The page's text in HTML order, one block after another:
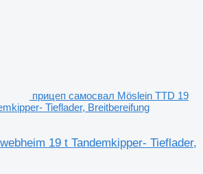
прицеп самосвал Möslein TTD 19
Tieflader, Breitbereifung
19 t Tandemkipper- Tieflader,